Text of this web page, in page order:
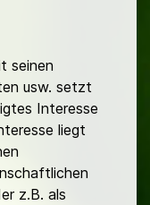
seinen
usw. setzt
Interesse
liegt
z.B. als